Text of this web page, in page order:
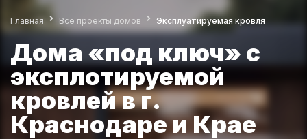
Главная Все проекты домов Эксплуатируемая кровля
Дома «под ключ» с
эксплотируемой
кровлей в г.
Краснодаре и Крае